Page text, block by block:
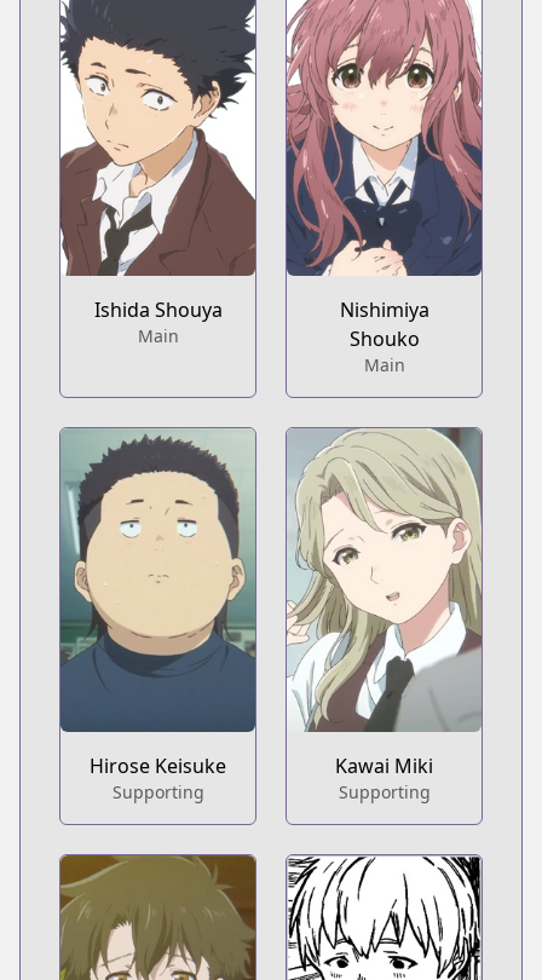
Ishida Shouya
Main
Nishimiya
Shouko
Main
Hirose Keisuke
Supporting
Kawai Miki
Supporting